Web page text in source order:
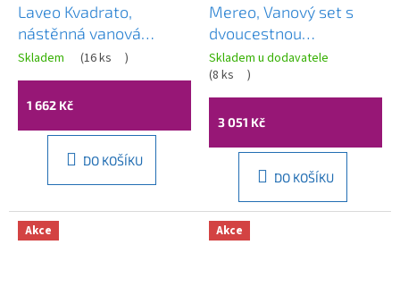
Laveo Kvadrato,
nástěnná vanová
baterie s ruční
sprchovou soupravou
Orca, 150mm, černá
Skladem (16 ks )
1 662 Kč
DO KOŠÍKU
Mereo, Vanový set s
dvoucestnou
podomítkovou bateríí,
CB650VD1
Skladem u dodavatele
(8 ks )
3 051 Kč
DO KOŠÍKU
Akce Akce